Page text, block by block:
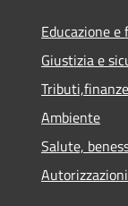
Educazione e
Giustizia e
Ambiente
Salute,
Autorizzazioni